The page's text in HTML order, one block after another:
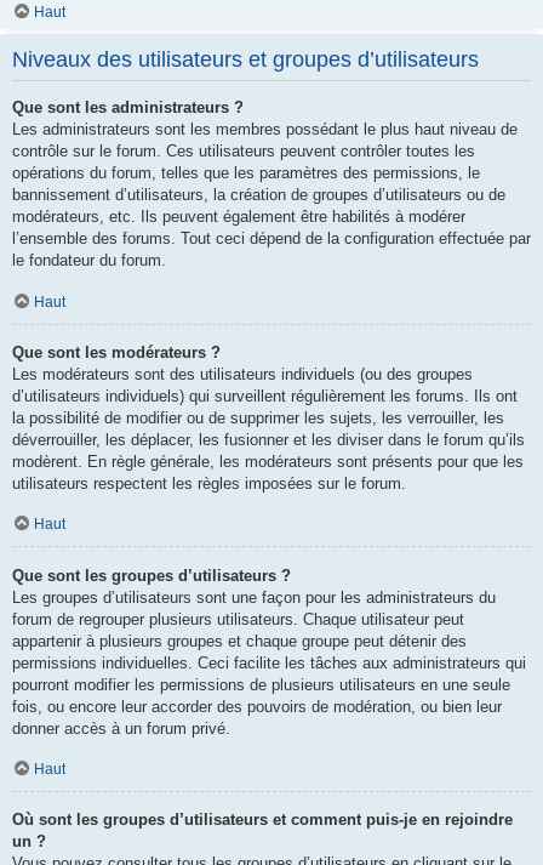
Haut
Niveaux des utilisateurs et groupes d’utilisateurs
Que sont les administrateurs ?
Les administrateurs sont les membres possédant le plus haut niveau de
contrôle sur le forum. Ces utilisateurs peuvent contrôler toutes les
opérations du forum, telles que les paramètres des permissions, le
bannissement d’utilisateurs, la création de groupes d’utilisateurs ou de
modérateurs, etc. Ils peuvent également être habilités à modérer
l’ensemble des forums. Tout ceci dépend de la configuration effectuée par
le fondateur du forum.
Haut
Que sont les modérateurs ?
Les modérateurs sont des utilisateurs individuels (ou des groupes
d’utilisateurs individuels) qui surveillent régulièrement les forums. Ils ont
la possibilité de modifier ou de supprimer les sujets, les verrouiller, les
déverrouiller, les déplacer, les fusionner et les diviser dans le forum qu’ils
modèrent. En règle générale, les modérateurs sont présents pour que les
utilisateurs respectent les règles imposées sur le forum.
Haut
Que sont les groupes d’utilisateurs ?
Les groupes d’utilisateurs sont une façon pour les administrateurs du
forum de regrouper plusieurs utilisateurs. Chaque utilisateur peut
appartenir à plusieurs groupes et chaque groupe peut détenir des
permissions individuelles. Ceci facilite les tâches aux administrateurs qui
pourront modifier les permissions de plusieurs utilisateurs en une seule
fois, ou encore leur accorder des pouvoirs de modération, ou bien leur
donner accès à un forum privé.
Haut
Où sont les groupes d’utilisateurs et comment puis-je en rejoindre
un ?